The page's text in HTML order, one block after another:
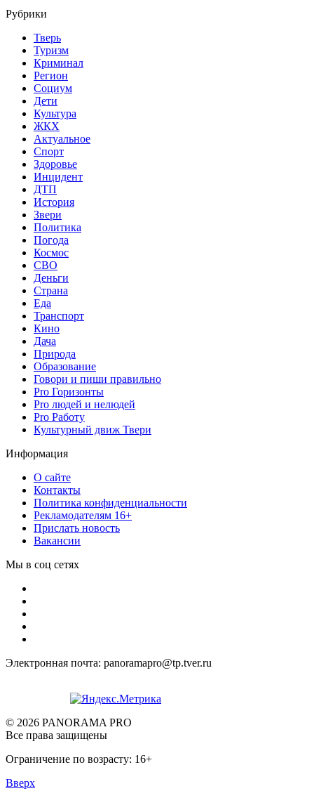
Рубрики
Тверь
Туризм
Криминал
Регион
Социум
Дети
Культура
ЖКХ
Актуальное
Спорт
Здоровье
Инцидент
ДТП
История
Звери
Политика
Погода
Космос
СВО
Деньги
Страна
Еда
Транспорт
Кино
Дача
Природа
Образование
Говори и пиши правильно
Pro Горизонты
Pro людей и нелюдей
Pro Работу
Культурный движ Твери
Информация
О сайте
Контакты
Политика конфиденциальности
Рекламодателям 16+
Прислать новость
Вакансии
Мы в соц сетях
Электронная почта: panoramapro@tp.tver.ru
© 2026 PANORAMA PRO
Все права защищены
Ограничение по возрасту: 16+
Вверх